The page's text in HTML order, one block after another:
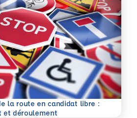
la route en candidat libre :
et déroulement